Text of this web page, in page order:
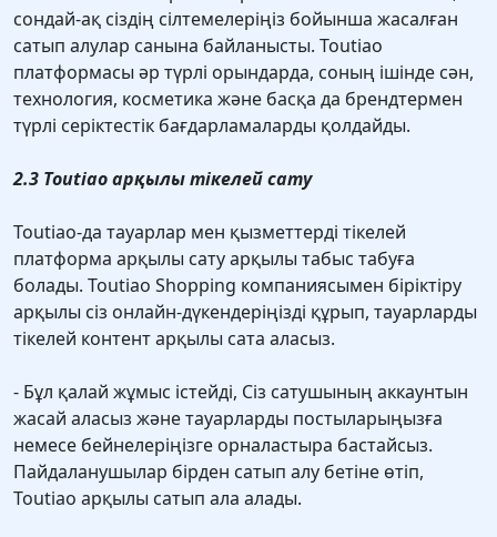
сондай-ақ сіздің сілтемелеріңіз бойынша жасалған
сатып алулар санына байланысты. Toutiao
платформасы әр түрлі орындарда, соның ішінде сән,
технология, косметика және басқа да брендтермен
түрлі серіктестік бағдарламаларды қолдайды.
2.3 Toutiao арқылы тікелей сату
Toutiao-да тауарлар мен қызметтерді тікелей
платформа арқылы сату арқылы табыс табуға
болады. Toutiao Shopping компаниясымен біріктіру
арқылы сіз онлайн-дүкендеріңізді құрып, тауарларды
тікелей контент арқылы сата аласыз.
- Бұл қалай жұмыс істейді, Сіз сатушының аккаунтын
жасай аласыз және тауарларды постыларыңызға
немесе бейнелеріңізге орналастыра бастайсыз.
Пайдаланушылар бірден сатып алу бетіне өтіп,
Toutiao арқылы сатып ала алады.